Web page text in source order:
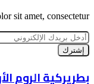
sit amet, consectetur.
أدخل
بريدك
الإلكتروني
بطريركية
بطريركية الروم